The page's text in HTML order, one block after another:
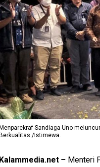
Sandiaga Uno
Istimewa.
Kalammedia.net – Menteri